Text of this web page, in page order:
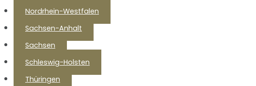
Nordrhein-Westfalen
Sachsen-Anhalt
Sachsen
Schleswig-Holsten
Thüringen